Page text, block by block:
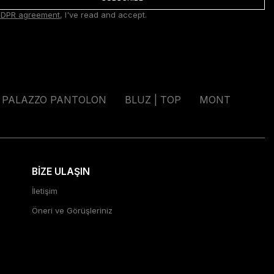
agreement, I've read and accept.
PALAZZO PANTOLON BLUZ | TOP
MONT
BİZE ULAŞIN
İletişim
Öneri ve Görüşleriniz